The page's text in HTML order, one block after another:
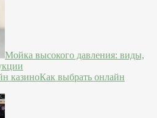
Мойка высокого давления: виды,
Как выбрать онлайн